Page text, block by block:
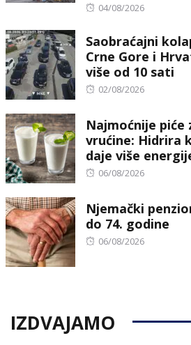
Posted
04/08/2026
Saobraćajni
Crne Gore i
više od 10 sati
Posted
02/08/2026
Najmoćnije piće
vrućine: Hidrira
daje više
Posted
06/08/2026
Njemački
do 74. godine
Posted
06/08/2026
IZDVAJAMO